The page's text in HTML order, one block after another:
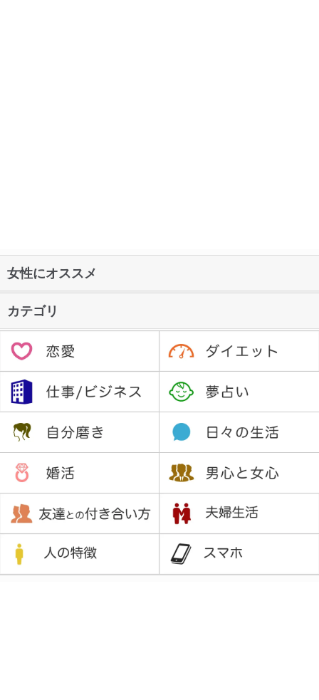
女性にオススメ
カテゴリ